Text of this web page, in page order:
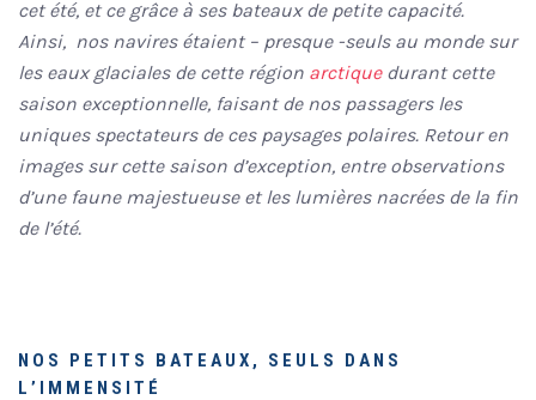
cet été, et ce grâce à ses bateaux de petite capacité.
Ainsi, nos navires étaient – presque -seuls au monde sur
les eaux glaciales de cette région arctiquedurant cette
saison exceptionnelle, faisant de nos passagers les
uniques spectateurs de ces paysages polaires. Retour en
images sur cette saison d’exception, entre observations
d’une faune majestueuse et les lumières nacrées de la fin
de l’été.
NOS PETITS BATEAUX, SEULS DANS
L’IMMENSITÉ